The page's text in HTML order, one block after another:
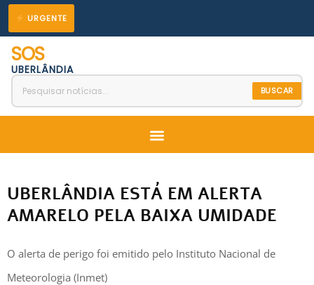
para
conteúdo
URGENTE
SOS
UBERLÂNDIA
BUSCAR
Menu
UBERLÂNDIA ESTÁ EM ALERTA
AMARELO PELA BAIXA UMIDADE
O alerta de perigo foi emitido pelo Instituto Nacional de
Meteorologia (Inmet)